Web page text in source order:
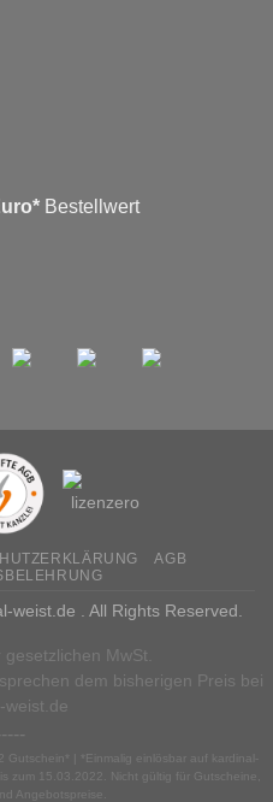
Bestellwert
AGB
. All Rights Reserved.
MwSt.
dem bisherigen Preis bei
weist.de
| *Einmalig einlösbar auf kardinal-
zum 15.03.2022. Nicht gültig für Gutscheine,
Angebotspreise.